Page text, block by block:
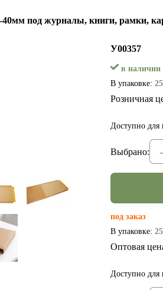
под журналы, книги, рамки,
У00357
в наличии
В упаковке:
Розничная
Доступно для
Выбрано: -
под заказ
В упаковке:
Оптовая
Доступно для